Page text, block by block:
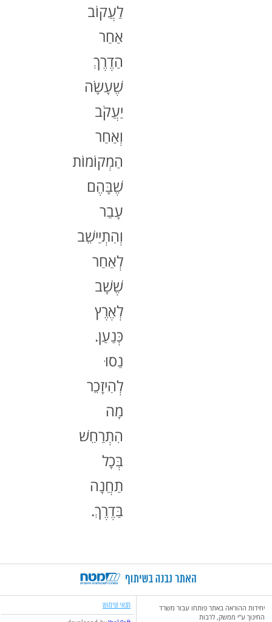
לַעֲקוֹב
אַחַר
הַדֶרֶךְ
שֶׁעָשָׂה
יַעֲקֹב
וְאַחַר
הַמְקוֹמוֹת
שֶׁבָּהֶם
עָבַר
וְהִתְיַישֵׁב
לְאַחַר
שֶׁשָׁב
לְאֶרֶץ
כְּנַעַן.
נַסוּ
לְהִיזָכֵר
מָה
הִתְרַחֵשׁ
בְּכָל
תַחֲנָה
בַּדֶרֶךְ.
יחידות ההוראה באתר פותחו עבור משרד
החינוך ע"י ממשק, לרבות
תנאי שימוש